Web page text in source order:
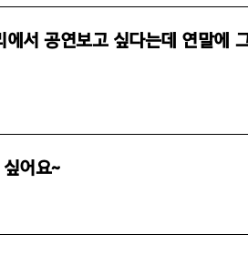
서 공연보고 싶다는데 연말에
어요~